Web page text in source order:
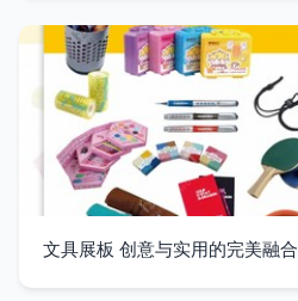
文具展板 创意与实用的完美融合